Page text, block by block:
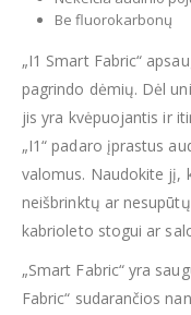
Be fluorokarbonų
„I1 Smart Fabric“
pagrindo dėmių. Dėl
jis yra kvėpuojantis ir
„I1“ padaro įprastus
valomus. Naudokite jį,
neišbrinktų ar
kabrioleto stogui ar
„Smart Fabric“ yra
Fabric“ sudarančios